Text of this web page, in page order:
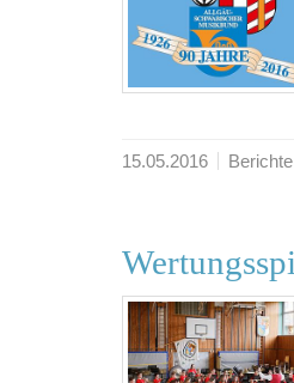
15.05.2016 Berichte